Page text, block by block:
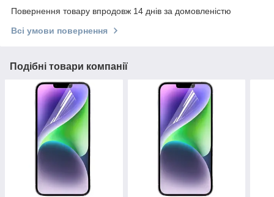
Повернення товару впродовж 14 днів за домовленістю
Всі умови повернення
Подібні товари компанії